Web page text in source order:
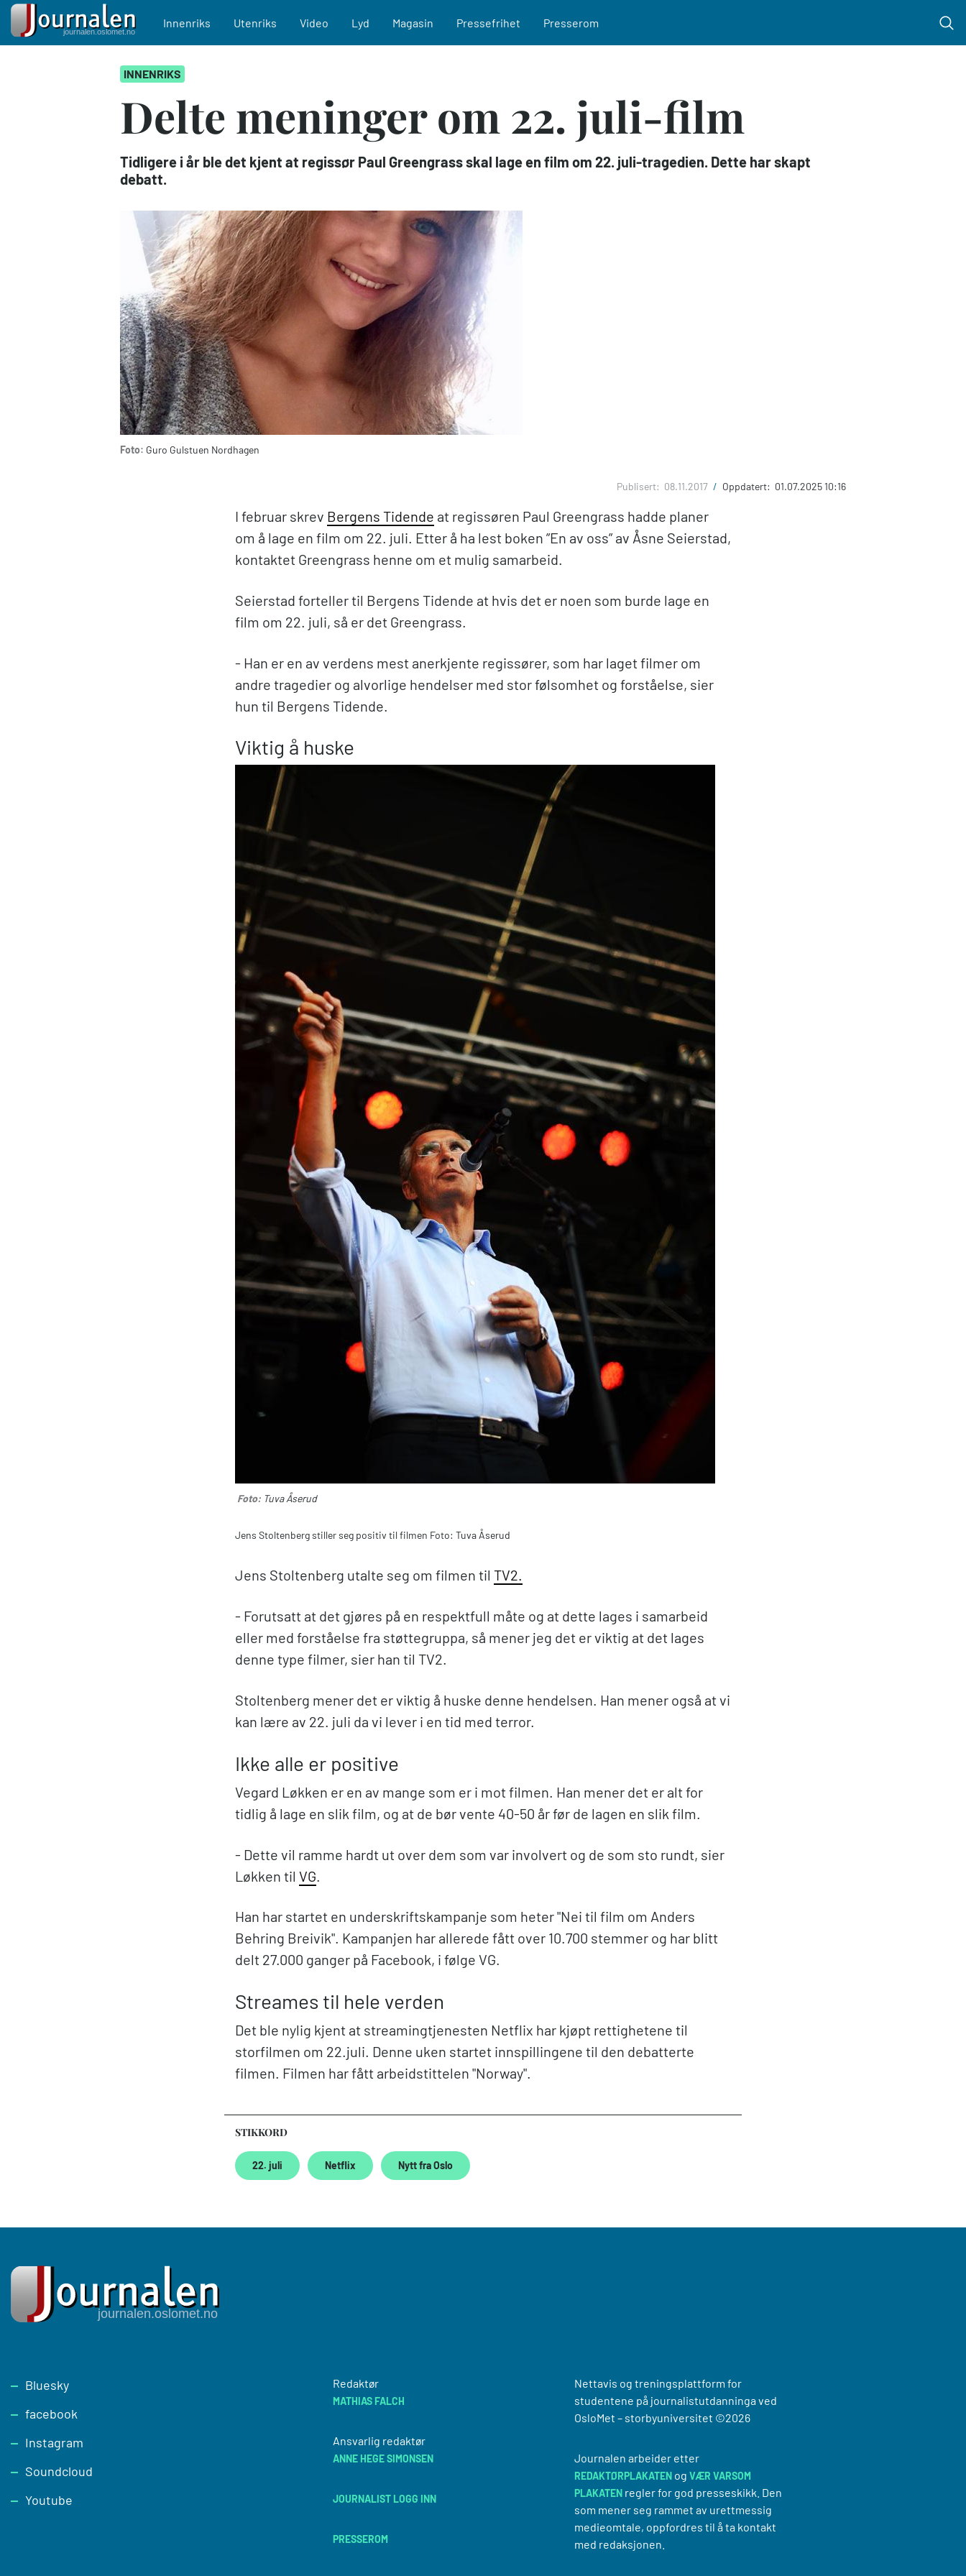
Main navigation
Innenriks Utenriks Video Lyd Magasin Pressefrihet Presserom
INNENRIKS
Delte meninger om 22. juli-film
Tidligere i år ble det kjent at regissør Paul Greengrass skal lage en film om 22. juli-tragedien. Dette har skapt
debatt.
Foto: Guro Gulstuen Nordhagen
Publisert: 08.11.2017 / Oppdatert: 01.07.2025 10:16
I februar skrev Bergens Tidende at regissøren Paul Greengrass hadde planer
om å lage en film om 22. juli. Etter å ha lest boken ”En av oss” av Åsne Seierstad,
kontaktet Greengrass henne om et mulig samarbeid.
Seierstad forteller til Bergens Tidende at hvis det er noen som burde lage en
film om 22. juli, så er det Greengrass.
- Han er en av verdens mest anerkjente regissører, som har laget filmer om
andre tragedier og alvorlige hendelser med stor følsomhet og forståelse, sier
hun til Bergens Tidende.
Viktig å huske
Foto: Tuva Åserud
Jens Stoltenberg stiller seg positiv til filmen Foto: Tuva Åserud
Jens Stoltenberg utalte seg om filmen til TV2.
- Forutsatt at det gjøres på en respektfull måte og at dette lages i samarbeid
eller med forståelse fra støttegruppa, så mener jeg det er viktig at det lages
denne type filmer, sier han til TV2.
Stoltenberg mener det er viktig å huske denne hendelsen. Han mener også at vi
kan lære av 22. juli da vi lever i en tid med terror.
Ikke alle er positive
Vegard Løkken er en av mange som er i mot filmen. Han mener det er alt for
tidlig å lage en slik film, og at de bør vente 40-50 år før de lagen en slik film.
- Dette vil ramme hardt ut over dem som var involvert og de som sto rundt, sier
Løkken til VG
Han har startet en underskriftskampanje som heter "Nei til film om Anders
Behring Breivik". Kampanjen har allerede fått over 10.700 stemmer og har blitt
delt 27.000 ganger på Facebook, i følge VG.
Streames til hele verden
Det ble nylig kjent at streamingtjenesten Netflix har kjøpt rettighetene til
storfilmen om 22.juli. Denne uken startet innspillingene til den debatterte
filmen. Filmen har fått arbeidstittelen "Norway".
STIKKORD
22. juli Netflix Nytt fra Oslo
Footer
Bluesky
facebook
Instagram
Soundcloud
Youtube
Redaktør
MATHIAS FALCH
Ansvarlig redaktør
ANNE HEGE SIMONSEN
JOURNALIST LOGG INN
PRESSEROM
Nettavis og treningsplattform for
studentene på journalistutdanninga ved
OsloMet – storbyuniversitet ©2026
Journalen arbeider etter
REDAKTØRPLAKATENog VÆR VARSOM
PLAKATENregler for god presseskikk. Den
som mener seg rammet av urettmessig
medieomtale, oppfordres til å ta kontakt
med redaksjonen.